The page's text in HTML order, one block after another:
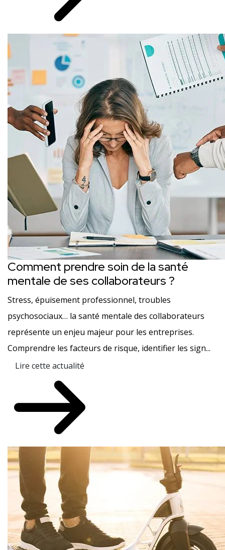
Comment prendre soin de la santé
mentale de ses collaborateurs ?
Stress, épuisement professionnel, troubles
psychosociaux… la santé mentale des collaborateurs
représente un enjeu majeur pour les entreprises.
Comprendre les facteurs de risque, identifier les sign...
Lire cette actualité